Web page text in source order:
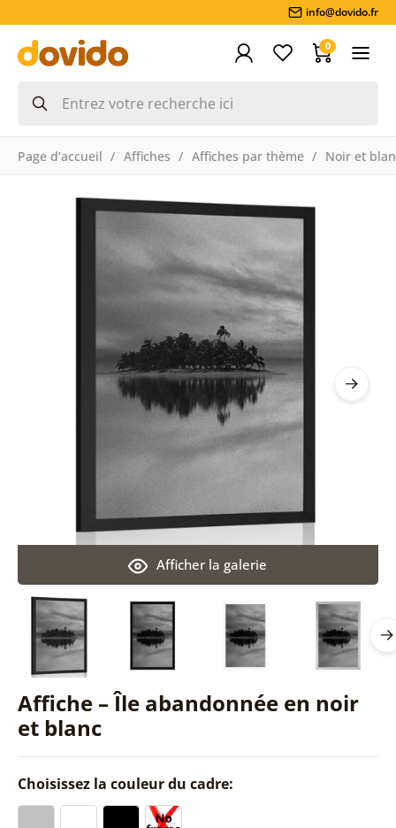
info@dovido.fr
0
Page d’accueil Affiches Affiches par thème Noir et
Affiche – Île abandonnée en noir
et blanc
Afficher la galerie
Choisissez la couleur du cadre: